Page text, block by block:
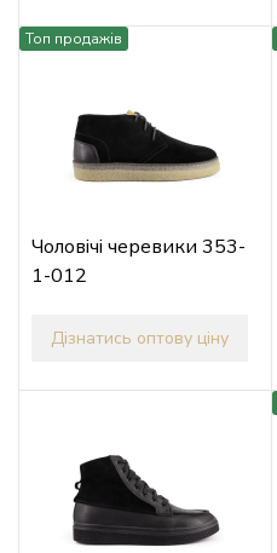
Топ продажів
Чоловічі черевики 353-
1-012
Дізнатись оптову ціну